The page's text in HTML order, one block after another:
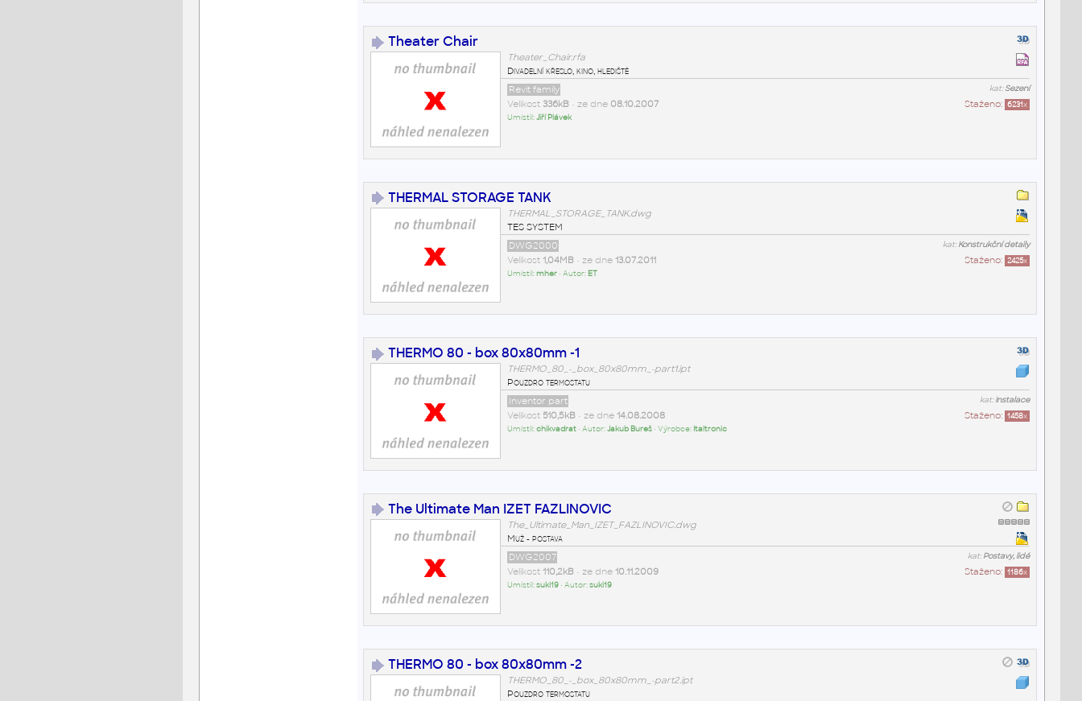
Theater Chair
Theater_Chair.rfa
Divadelní křeslo, kino, hlediště
kat:Sezení
Revit family
Staženo: 6231x
Velikost 336kB• ze dne 08.10.2007
Umístil:Jiří Plávek
THERMAL STORAGE TANK
THERMAL_STORAGE_TANK.dwg
TES SYSTEM
kat:Konstrukční detaily
DWG2000
Staženo: 2425x
Velikost 1,04MB• ze dne 13.07.2011
Umístil:mher• Autor: ET
THERMO 80 - box 80x80mm -1
THERMO_80_-_box_80x80mm_-part1.ipt
Pouzdro termostatu
kat:Instalace
Inventor part
Staženo: 1458x
Velikost 510,5kB• ze dne 14.08.2008
Umístil:chikvadrat• Autor:Jakub Bureš• Výrobce: Italtronic
The Ultimate Man IZET FAZLINOVIC
The_Ultimate_Man_IZET_FAZLINOVIC.dwg
Muž - postava
kat:Postavy, lidé
DWG2007
Staženo: 1186x
Velikost 110,2kB• ze dne 10.11.2009
Umístil:suki19• Autor:suki19
THERMO 80 - box 80x80mm -2
THERMO_80_-_box_80x80mm_-part2.ipt
Pouzdro termostatu